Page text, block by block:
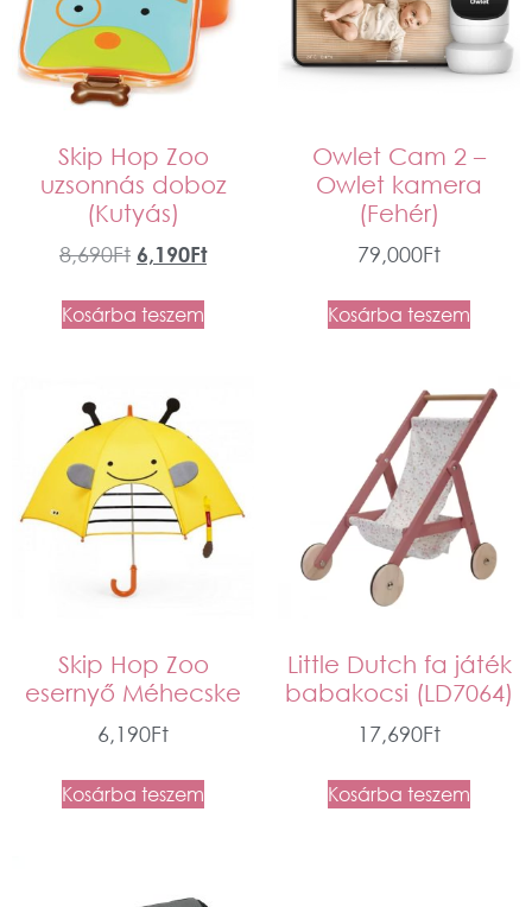
Skip Hop Zoo
uzsonnás doboz
(Kutyás)
8,690Ft 6,190Ft
Kosárba teszem
Owlet Cam 2 –
Owlet kamera
(Fehér)
79,000Ft
Kosárba teszem
Skip Hop Zoo
esernyő Méhecske
6,190Ft
Kosárba teszem
Little Dutch fa játék
babakocsi (LD7064)
17,690Ft
Kosárba teszem